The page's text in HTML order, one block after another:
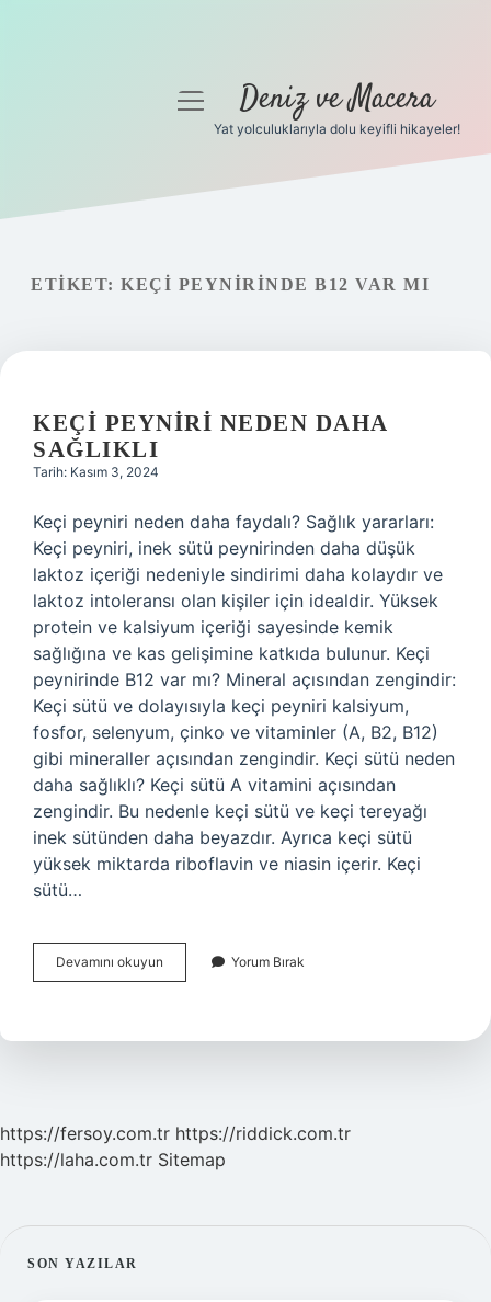
Gizlilik Politikası
menüyüDeniz ve Macera
Yat yolculuklarıyla dolu keyifli hikayeler!
ETIKET: KEÇI PEYNIRINDE B12 VAR MI
KEÇI PEYNIRI NEDEN DAHA
SAĞLIKLI
Tarih: Kasım 3, 2024
Keçi peyniri neden daha faydalı? Sağlık yararları:
Keçi peyniri, inek sütü peynirinden daha düşük
laktoz içeriği nedeniyle sindirimi daha kolaydır ve
laktoz intoleransı olan kişiler için idealdir. Yüksek
protein ve kalsiyum içeriği sayesinde kemik
sağlığına ve kas gelişimine katkıda bulunur. Keçi
peynirinde B12 var mı? Mineral açısından zengindir:
Keçi sütü ve dolayısıyla keçi peyniri kalsiyum,
fosfor, selenyum, çinko ve vitaminler (A, B2, B12)
gibi mineraller açısından zengindir. Keçi sütü neden
daha sağlıklı? Keçi sütü A vitamini açısından
zengindir. Bu nedenle keçi sütü ve keçi tereyağı
inek sütünden daha beyazdır. Ayrıca keçi sütü
yüksek miktarda riboflavin ve niasin içerir. Keçi
sütü…
Devamını okuyun
Peyniri
Sağlıklı
Yorum Bırak
https://fersoy.com.tr https://riddick.com.tr
https://laha.com.tr Sitemap
SIDEBAR
SON YAZILAR